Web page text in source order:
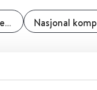
Nasjonal kompetanseenhet for minoritetshelse - NAKMI